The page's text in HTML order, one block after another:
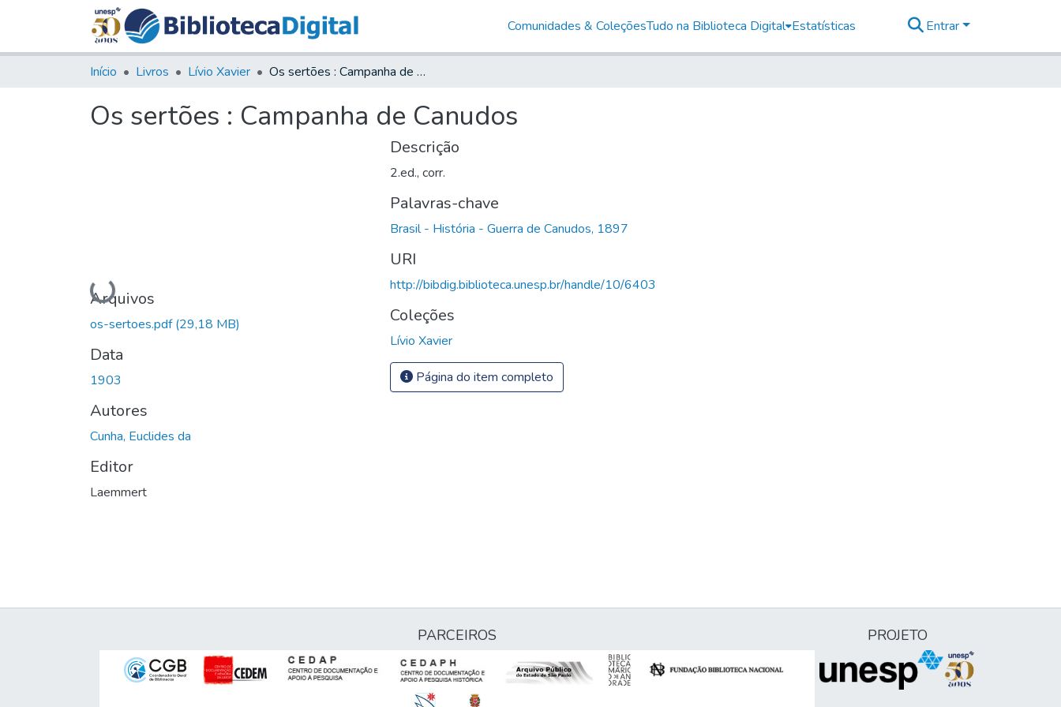
Comunidades & ColeçõesTudo na Biblioteca Digital Estatísticas Entrar
Início Livros Lívio Xavier Os sertões : Campanha de Canudos
Os sertões : Campanha de Canudos
Carregando...
Arquivos
os-sertoes.pdf(29,18 MB)
Data
1903
Autores
Cunha, Euclides da
Editor
Laemmert
Descrição
2.ed., corr.
Palavras-chave
Brasil - História - Guerra de Canudos, 1897
URI
http://bibdig.biblioteca.unesp.br/handle/10/6403
Coleções
Lívio Xavier
Página do item completo
PARCEIROS PROJETO